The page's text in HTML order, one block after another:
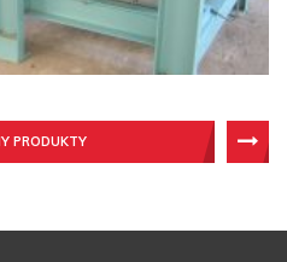
PRODUKTY